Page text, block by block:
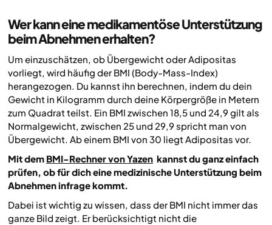
Wer kann eine medikamentöse Unterstützung
beim Abnehmen erhalten?
Um einzuschätzen, ob Übergewicht oder Adipositas
vorliegt, wird häufig der BMI (Body-Mass-Index)
herangezogen. Du kannst ihn berechnen, indem du dein
Gewicht in Kilogramm durch deine Körpergröße in Metern
zum Quadrat teilst. Ein BMI zwischen 18,5 und 24,9 gilt als
Normalgewicht, zwischen 25 und 29,9 spricht man von
Übergewicht. Ab einem BMI von 30 liegt Adipositas vor.
Mit dem BMI-Rechner von Yazen kannst du ganz einfach
prüfen, ob für dich eine medizinische Unterstützung beim
Abnehmen infrage kommt.
Dabei ist wichtig zu wissen, dass der BMI nicht immer das
ganze Bild zeigt. Er berücksichtigt nicht die